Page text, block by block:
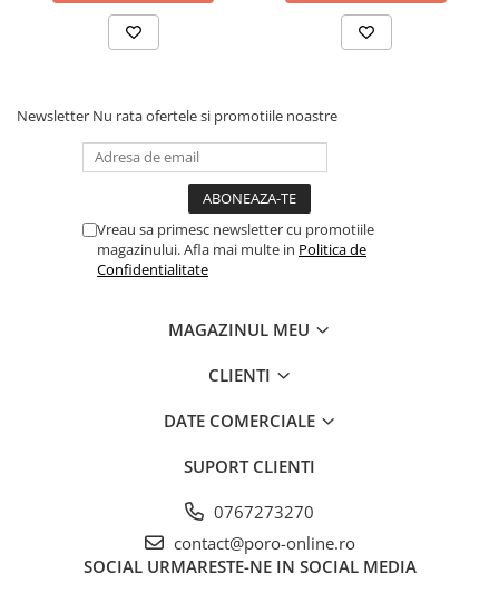
Newsletter Nu rata ofertele si promotiile noastre
Vreau sa primesc newsletter cu promotiile
magazinului. Afla mai multe in Politica de
Confidentialitate
MAGAZINUL MEU
CLIENTI
DATE COMERCIALE
SUPORT CLIENTI
0767273270
contact@poro-online.ro
SOCIAL URMARESTE-NE IN SOCIAL MEDIA